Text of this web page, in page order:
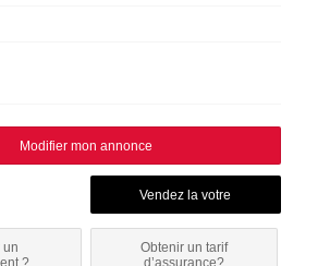
Modifier mon annonce
un
Obtenir un tarif